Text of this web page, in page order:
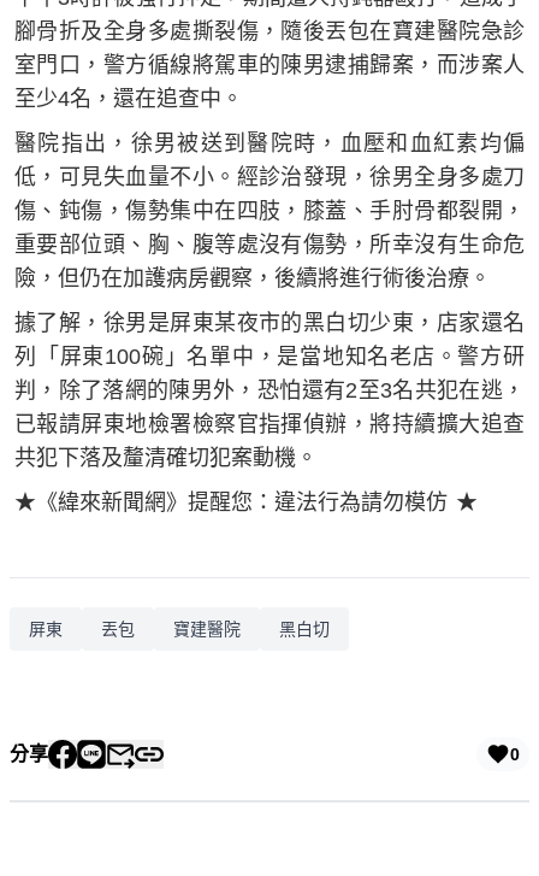
腳骨折及全身多處撕裂傷，隨後丟包在寶建醫院急診
室門口，警方循線將駕車的陳男逮捕歸案，而涉案人
至少4名，還在追查中。
醫院指出，徐男被送到醫院時，血壓和血紅素均偏
低，可見失血量不小。經診治發現，徐男全身多處刀
傷、鈍傷，傷勢集中在四肢，膝蓋、手肘骨都裂開，
重要部位頭、胸、腹等處沒有傷勢，所幸沒有生命危
險，但仍在加護病房觀察，後續將進行術後治療。
據了解，徐男是屏東某夜市的黑白切少東，店家還名
列「屏東100碗」名單中，是當地知名老店。警方研
判，除了落網的陳男外，恐怕還有2至3名共犯在逃，
已報請屏東地檢署檢察官指揮偵辦，將持續擴大追查
共犯下落及釐清確切犯案動機。
★《緯來新聞網》提醒您：違法行為請勿模仿 ★
屏東 丟包 寶建醫院 黑白切
分享 0